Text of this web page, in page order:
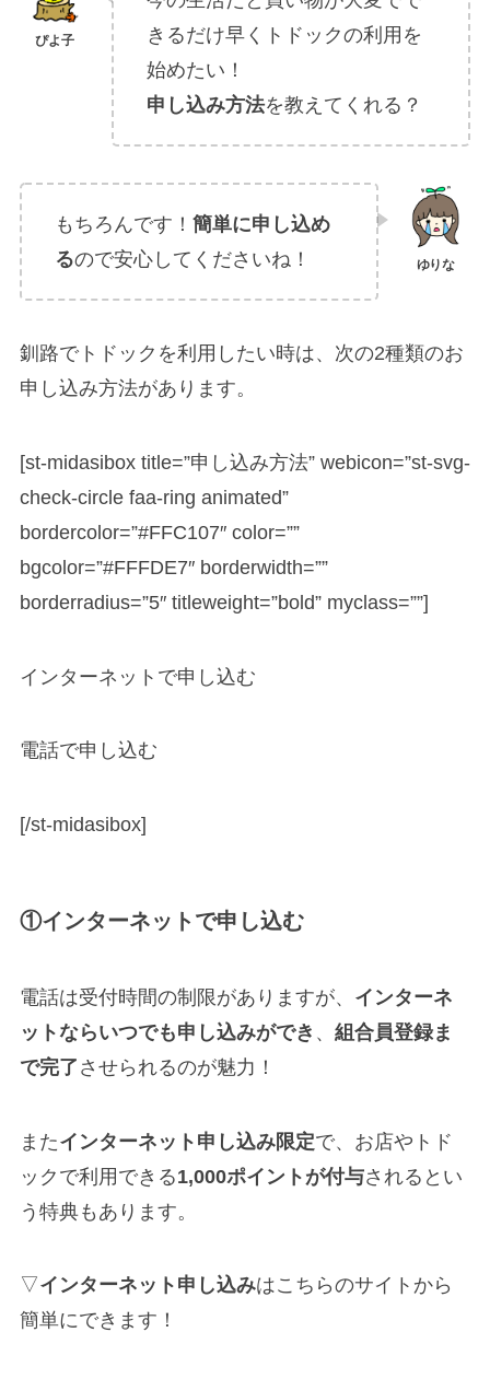
きるだけ早くトドックの利用を
始めたい！
申し込み方法を教えてくれる？
もちろんです！ 簡単に申し込め
るので安心してくださいね！
釧路でトドックを利用したい時は、次の2種類のお
申し込み方法があります。
[st-midasibox title=”申し込み方法” webicon=”st-svg-
check-circle faa-ring animated”
bordercolor=”#FFC107″ color=””
bgcolor=”#FFFDE7″ borderwidth=””
borderradius=”5″ titleweight=”bold” myclass=””]
インターネットで申し込む
電話で申し込む
[/st-midasibox]
①インターネットで申し込む
電話は受付時間の制限がありますが、 インターネ
ットならいつでも申し込みができ 、 組合員登録ま
で完了 させられるのが魅力！
またインターネット申し込み限定で、お店やトド
ックで利用できる1,000ポイントが付与されるとい
う特典もあります。
▽インターネット申し込みはこちらのサイトから
簡単にできます！